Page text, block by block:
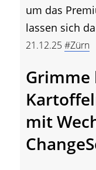
um das
lassen sich
21.12.25#Zürn
mit